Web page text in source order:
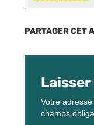
PARTAGER CET
Votre
champs